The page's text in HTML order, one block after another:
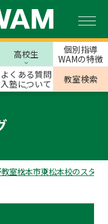
高校生
個別指導
WAMの特徴
よくある質問
入塾について
教室検索
室松本市東松本校のスタッ